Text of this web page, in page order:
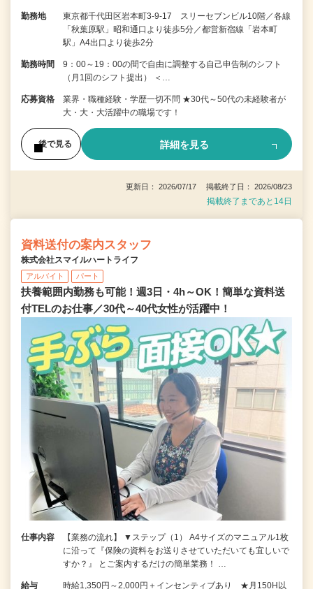
勤務地
東京都千代田区岩本町3-9-17 スリーセブンビル10階／各線
「秋葉原駅」昭和通口より徒歩5分／都営新宿線「岩本町
駅」A4出口より徒歩2分
勤務時間
9：00～19：00の間で自由に調整する自己申告制のシフト
（月1回のシフト提出） ＜…
応募資格
業界・職種経験・学歴一切不問 ★30代～50代の未経験者が
大・大・大活躍中の職場です！
後で見る 詳細を見る
更新日： 2026/07/17 掲載終了日： 2026/08/23
掲載終了まであと14日
資料送付の案内スタッフ
株式会社スマイルハートライフ
アルバイト パート
扶養範囲内勤務も可能！週3日・4h～OK！簡単な資料送
付TELのお仕事／30代～40代女性が活躍中！
仕事内容
【業務の流れ】 ▼ステップ（1） A4サイズのマニュアル1枚
に沿って『保険の資料をお送りさせていただいても宜しいで
すか？』 とご案内するだけの簡単業務！ …
給与
時給1,350円～2,000円＋インセンティブあり ★月150H以